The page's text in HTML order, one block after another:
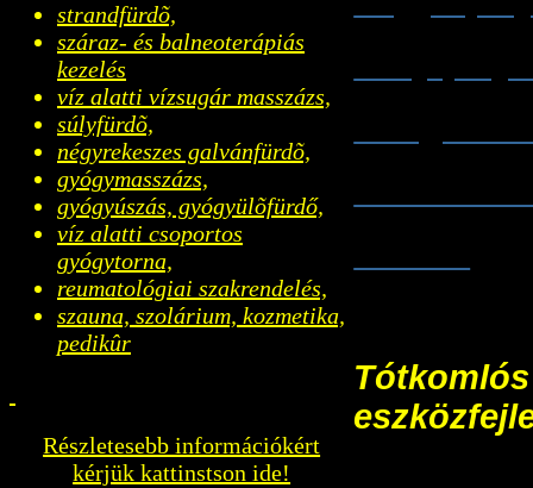
strandfürdõ,
száraz- és balneoterápiás
kezelés
víz alatti vízsugár masszázs,
súlyfürdõ,
négyrekeszes galvánfürdõ,
gyógymasszázs,
gyógyúszás, gyógyülõfürdő,
víz alatti csoportos
gyógytorna,
reumatológiai szakrendelés,
szauna, szolárium, kozmetika,
pedikûr
Részletesebb információkért
kérjük kattinstson ide!